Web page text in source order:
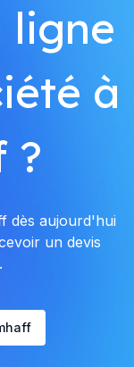
ligne
à
?
dès aujourd'hui
un devis